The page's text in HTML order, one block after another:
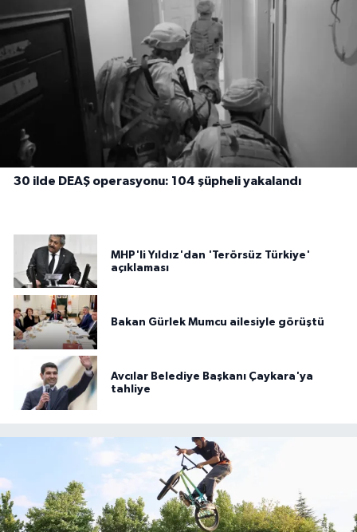
30 ilde DEAŞ operasyonu: 104 şüpheli yakalandı
MHP'li Yıldız'dan 'Terörsüz Türkiye'
açıklaması
Bakan Gürlek Mumcu ailesiyle görüştü
Avcılar Belediye Başkanı Çaykara'ya
tahliye